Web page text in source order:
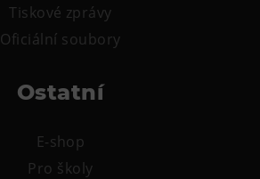
Tiskové zprávy
Oficiální soubory
Ostatní
E-shop
Pro školy